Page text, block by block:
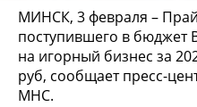
МИНСК, 3 февраля –
поступившего в бюджет
на игорный бизнес за
руб, сообщает пресс-
МНС.